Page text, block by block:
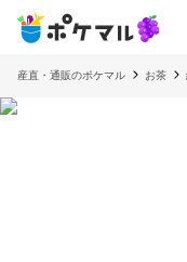
産直・通販のポケマル お茶